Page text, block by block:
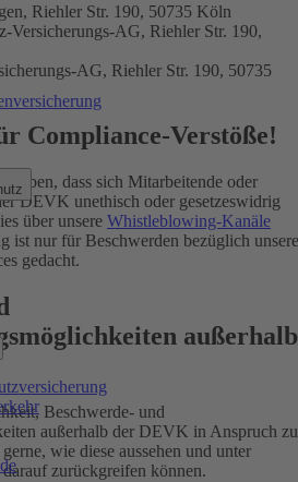
Riehler Str. 190, 50735 Köln
Versicherungs-AG, Riehler Str. 190,
AG, Riehler Str. 190, 50735
Compliance-Verstöße!
haben, dass sich Mitarbeitende oder
DEVK unethisch oder gesetzeswidrig
über unsere Whistleblowing-Kanäle
ist nur für Beschwerden bezüglich
gedacht.
außerhalb
Beschwerde- und
außerhalb der DEVK in Anspruch zu
wie diese aussehen und unter
zurückgreifen können.